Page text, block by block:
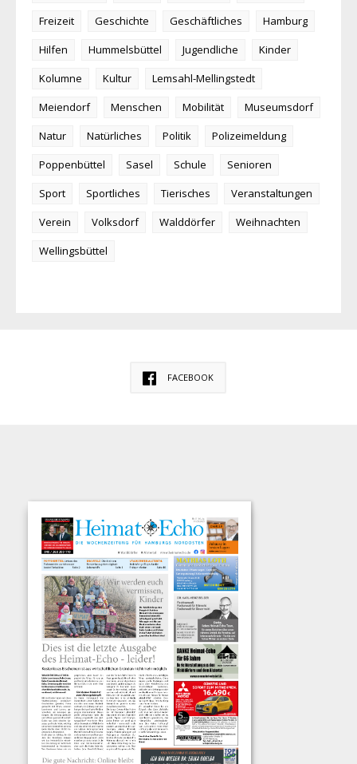
Freizeit
Geschichte Geschäftliches
Hamburg
Hilfen
Hummelsbüttel Jugendliche
Kinder
Kolumne
Kultur
Lemsahl-Mellingstedt
Meiendorf
Menschen Mobilität
Museumsdorf
Natur
Natürliches Politik
Polizeimeldung
Poppenbüttel
Sasel Schule
Senioren
Sport
Sportliches Tierisches
Veranstaltungen
Verein
Volksdorf Walddörfer
Weihnachten
Wellingsbüttel
FACEBOOK